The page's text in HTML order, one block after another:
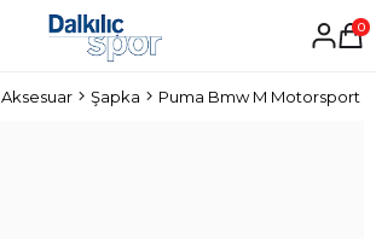
0
Aksesuar Şapka Puma Bmw M Motorsport